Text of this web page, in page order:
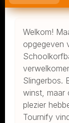
Welkom!
opgegeven
Slingerbos.
winst, maar
plezier
Tournify